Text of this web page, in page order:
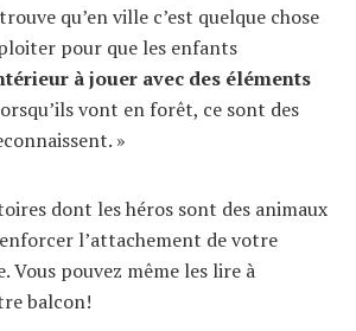
qu’en ville c’est quelque chose
pour que les enfants
à jouer avec des éléments
vont en forêt, ce sont des
»
dont les héros sont des animaux
l’attachement de votre
Vous pouvez même les lire à
balcon!